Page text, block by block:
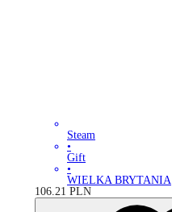
Steam
•
Gift
•
WIELKA BRYTANIA
106.21 PLN